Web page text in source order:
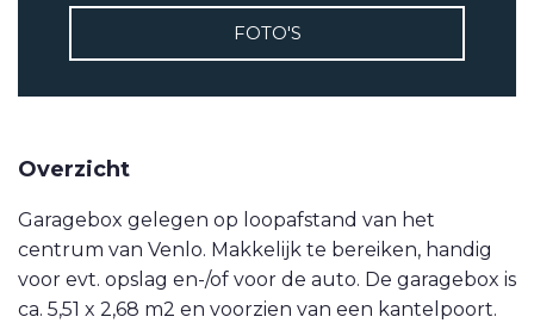
VETEBE LINKEDIN
FOTO'S
Overzicht
Garagebox gelegen op loopafstand van het
centrum van Venlo. Makkelijk te bereiken, handig
voor evt. opslag en-/of voor de auto. De garagebox is
ca. 5,51 x 2,68 m2 en voorzien van een kantelpoort.